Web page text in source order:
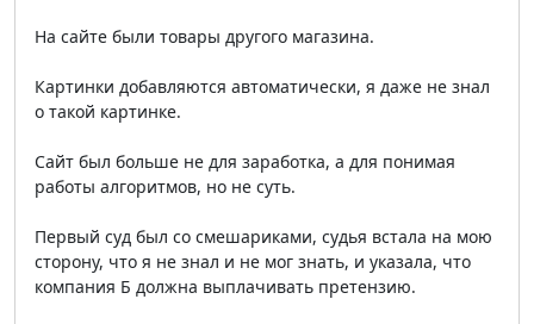
На сайте были товары другого магазина.
Картинки добавляются автоматически, я даже не знал
о такой картинке.
Сайт был больше не для заработка, а для понимая
работы алгоритмов, но не суть.
Первый суд был со смешариками, судья встала на мою
сторону, что я не знал и не мог знать, и указала, что
компания Б должна выплачивать претензию.